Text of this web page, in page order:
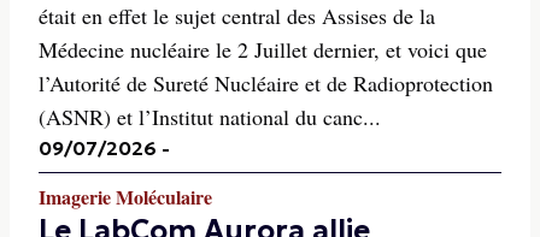
était en effet le sujet central des Assises de la
Médecine nucléaire le 2 Juillet dernier, et voici que
l’Autorité de Sureté Nucléaire et de Radioprotection
(ASNR) et l’Institut national du canc...
09/07/2026 -
Imagerie Moléculaire